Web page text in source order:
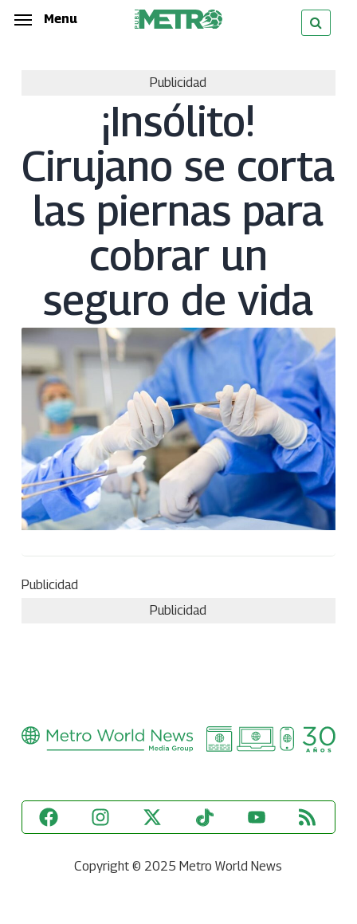
Skip
Menu
Publicidad
¡Insólito!
Cirujano se corta
las piernas para
cobrar un
seguro de vida
Publicidad
Publicidad
Copyright © 2025 Metro World News
Menu